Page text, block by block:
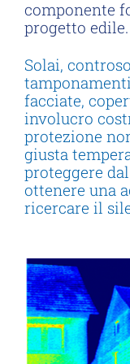
componente
progetto edile.
Solai,
facciate,
involucro
protezione
giusta
proteggere
ottenere una
ricercare il